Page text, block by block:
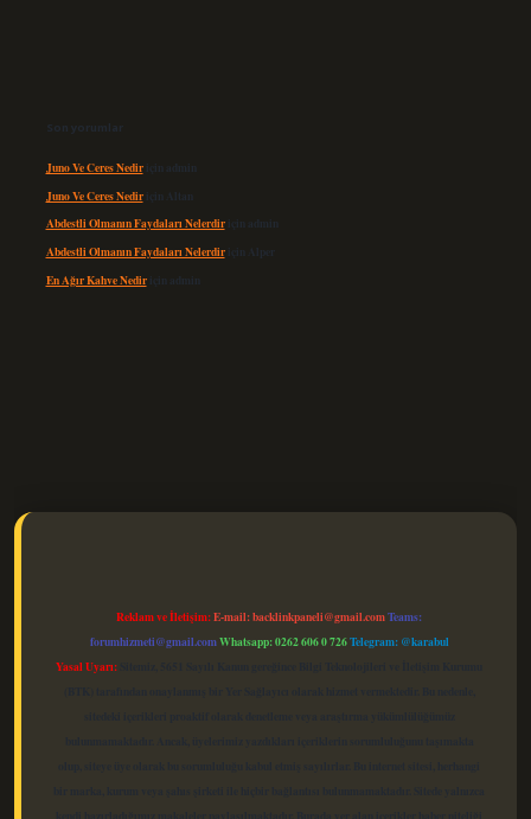
Son yorumlar
Juno Ve Ceres Nediriçin admin
Juno Ve Ceres Nediriçin Altan
Abdestli Olmanın Faydaları Nelerdiriçin admin
Abdestli Olmanın Faydaları Nelerdiriçin Alper
En Ağır Kahve Nediriçin admin
Reklam ve İletişim:E-mail:backlinkpaneli@gmail.comTeams:
forumhizmeti@gmail.comWhatsapp: 0262 606 0 726Telegram: @karabul
Yasal Uyarı: